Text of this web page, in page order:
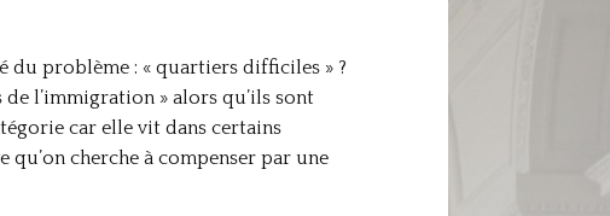
du problème : « quartiers difficiles » ?
l’immigration » alors qu’ils sont
car elle vit dans certains
cherche à compenser par une